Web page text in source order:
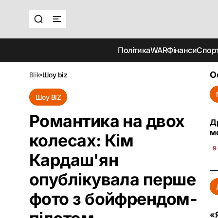
ПолітикаWARФінанси
blik шоу biz
Шоу BIZ
Романтика на двох
колесах: Кім
Кардаш'ян
опублікувала перше
фото з бойфрендом-
9